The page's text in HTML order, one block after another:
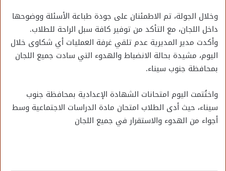
وخلال الجولة، تم الاطمئنان على جودة طباعة الأسئلة ووضوحها
داخل اللجان، مع التأكد من توفير كافة سبل الراحة للطلاب.
وأكدت مدير المديرية عدم تلقي غرفة العمليات أي شكاوى خلال
اليوم، مشيدة بحالة الانضباط والهدوء التي سادت جميع اللجان
بمحافظة جنوب سيناء.
واختُتمت اليوم امتحانات الشهادة الإعدادية بمحافظة جنوب
سيناء، حيث أدى الطلاب امتحان مادة الدراسات الاجتماعية وسط
أجواء من الهدوء والاستقرار في جميع اللجان